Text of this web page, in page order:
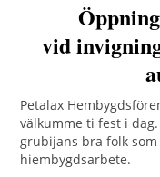
vid
Petalax
välkumme ti fest i
grubijans bra folk
hiembygdsarbete.